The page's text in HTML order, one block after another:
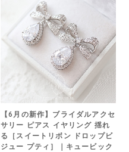
【6月の新作】ブライダルアクセ
サリー ピアス イヤリング 揺れ
る［スイートリボン ドロップビ
ジュー プティ］｜キュービック